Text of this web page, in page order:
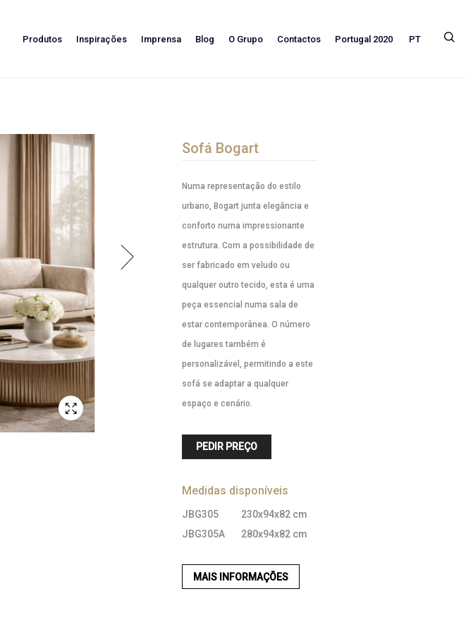
Produtos Inspirações Imprensa Blog O Grupo Contactos Portugal 2020 PT
Sofá Bogart
Numa representação do estilo
urbano, Bogart junta elegância e
conforto numa impressionante
estrutura. Com a possibilidade de
ser fabricado em veludo ou
qualquer outro tecido, esta é uma
peça essencial numa sala de
estar contemporânea. O número
de lugares também é
personalizável, permitindo a este
sofá se adaptar a qualquer
espaço e cenário.
PEDIR PREÇO
Medidas disponíveis
JBG305
230x94x82 cm
JBG305A
280x94x82 cm
MAIS INFORMAÇÕES